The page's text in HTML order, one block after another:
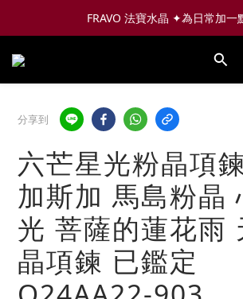
FRAVO 法寶水晶 ✦為日常加一
分享到
六芒星光粉晶項
加斯加 馬島粉晶
光 菩薩的蓮花雨
晶項鍊 已鑑定